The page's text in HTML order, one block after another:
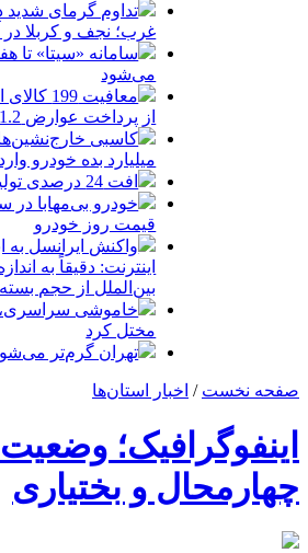
تداوم گرمای شدید
غرب؛ نجف و کربلا در
سامانه «سیتا» تا
می‌شود
معافیت
از پرداخت عوارض 1.2 درصدی واردات
میلیارد بده خودرو
افت 24 درصدی تولید خودرو در کشور
خودرو بی‌مهابا
قیمت روز خودرو
واکنش ایرانسل به
اینترنت: دقیقاً به
بین‌الملل از حجم
خاموشی سراسری،
مختل کرد
تهران گرم‌تر
صفحه نخست / اخبار استان‌ها
اینفوگرافیک؛
چهارمحال و بختیاری